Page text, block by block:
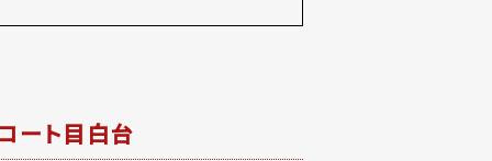
ート目白台